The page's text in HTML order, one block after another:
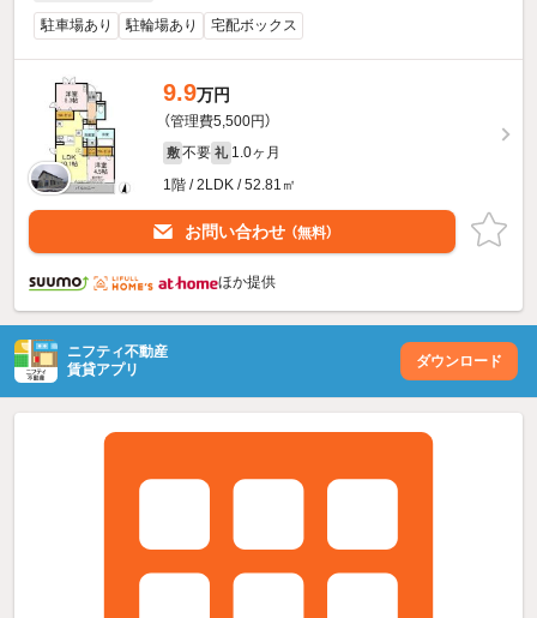
駐車場あり 駐輪場あり 宅配ボックス
9.9万円
（管理費5,500円）
敷 不要 礼 1.0ヶ月
1階 / 2LDK / 52.81㎡
お問い合わせ （無料）
ほか提供
ニフティ不動産
賃貸アプリ
ダウンロード